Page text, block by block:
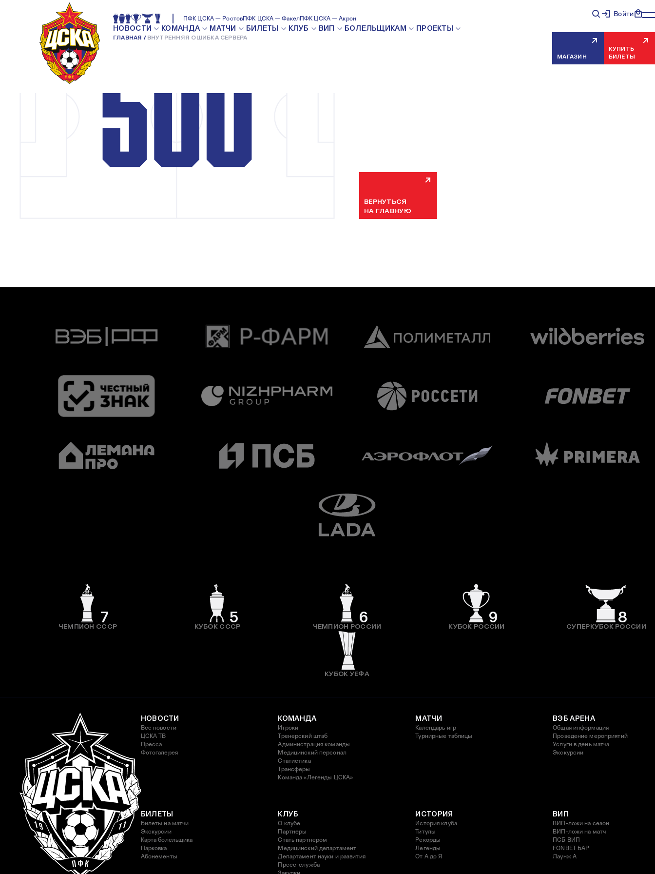
ПФК ЦСКА — РостовПФК ЦСКА — ФакелПФК ЦСКА — Акрон
НОВОСТИ КОМАНДА МАТЧИ БИЛЕТЫ КЛУБ ВИП БОЛЕЛЬЩИКАМ ПРОЕКТЫ
ГЛАВНАЯ ВНУТРЕННЯЯ ОШИБКА СЕРВЕРА
Войти
МАГАЗИН
КУПИТЬ
БИЛЕТЫ
ВНУТРЕННЯЯ ОШИБКА СЕРВЕРА
Мы уже устраняем неисправность, попробуйте обновить страницу через
ВЕРНУТЬСЯ
НА ГЛАВНУЮ
7
ЧЕМПИОН СССР
5
КУБОК СССР
6
ЧЕМПИОН РОССИИ
9
КУБОК РОССИИ
8
СУПЕРКУБОК РОССИИ
КУБОК УЕФА
НОВОСТИ
Все новости
ЦСКА ТВ
Пресса
Фотогалерея
КОМАНДА
Игроки
Тренерский штаб
Администрация команды
Медицинский персонал
Статистика
Трансферы
Команда «Легенды ЦСКА»
МАТЧИ
Календарь игр
Турнирные таблицы
ВЭБ АРЕНА
Общая информация
Проведение мероприятий
Услуги в день матча
Экскурсии
БИЛЕТЫ
Билеты на матчи
Экскурсии
Карта болельщика
Парковка
Абонементы
КЛУБ
О клубе
Партнеры
Стать партнером
Медицинский департамент
Департамент науки и развития
Пресс-служба
ИСТОРИЯ
История клуба
Титулы
Рекорды
Легенды
От А до Я
ВИП
ВИП-ложи на сезон
ВИП-ложи на матч
ПСБ ВИП
FONBET БАР
Лаунж A